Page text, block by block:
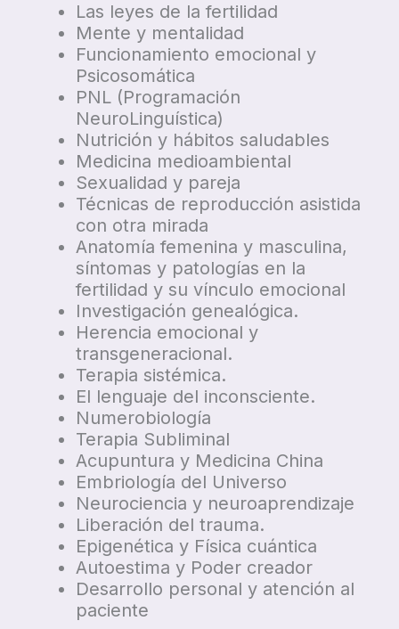
Las leyes de la fertilidad
Mente y mentalidad
Funcionamiento emocional y
Psicosomática
PNL (Programación
NeuroLinguística)
Nutrición y hábitos saludables
Medicina medioambiental
Sexualidad y pareja
Técnicas de reproducción asistida
con otra mirada
Anatomía femenina y masculina,
síntomas y patologías en la
fertilidad y su vínculo emocional
Investigación genealógica.
Herencia emocional y
transgeneracional.
Terapia sistémica.
El lenguaje del inconsciente.
Numerobiología
Terapia Subliminal
Acupuntura y Medicina China
Embriología del Universo
Neurociencia y neuroaprendizaje
Liberación del trauma.
Epigenética y Física cuántica
Autoestima y Poder creador
Desarrollo personal y atención al
paciente